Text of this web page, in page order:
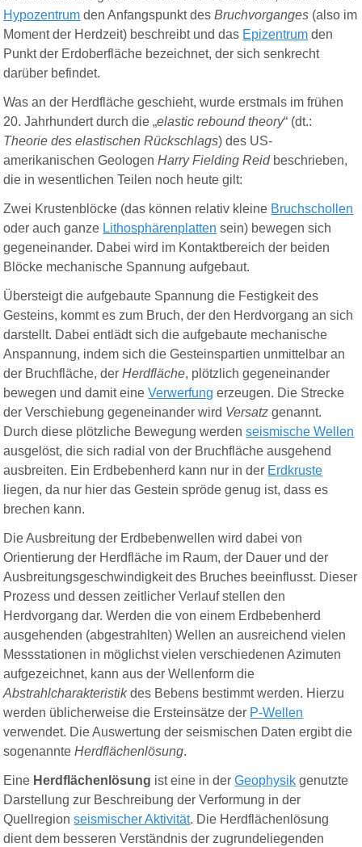
Hypozentrum den Anfangspunkt desBruchvorganges (also im
Moment der Herdzeit) beschreibt und das Epizentrum den
Punkt der Erdoberfläche bezeichnet, der sich senkrecht
darüber befindet.
Was an der Herdfläche geschieht, wurde erstmals im frühen
20. Jahrhundert durch die „elastic rebound theory“ (dt.:
Theorie des elastischen Rückschlags) des US-
amerikanischen GeologenHarry Fielding Reid beschrieben,
die in wesentlichen Teilen noch heute gilt:
Zwei Krustenblöcke (das können relativ kleine Bruchschollen
oder auch ganze Lithosphärenplatten sein) bewegen sich
gegeneinander. Dabei wird im Kontaktbereich der beiden
Blöcke mechanische Spannung aufgebaut.
Übersteigt die aufgebaute Spannung die Festigkeit des
Gesteins, kommt es zum Bruch, der den Herdvorgang an sich
darstellt. Dabei entlädt sich die aufgebaute mechanische
Anspannung, indem sich die Gesteinspartien unmittelbar an
der Bruchfläche, derHerdfläche, plötzlich gegeneinander
bewegen und damit eineVerwerfung erzeugen. Die Strecke
der Verschiebung gegeneinander wird Versatz genannt.
Durch diese plötzliche Bewegung werdenseismische Wellen
ausgelöst, die sich radial von der Bruchfläche ausgehend
ausbreiten. Ein Erdbebenherd kann nur in der Erdkruste
liegen, da nur hier das Gestein spröde genug ist, dass es
brechen kann.
Die Ausbreitung der Erdbebenwellen wird dabei von
Orientierung der Herdfläche im Raum, der Dauer und der
Ausbreitungsgeschwindigkeit des Bruches beeinflusst. Dieser
Prozess und dessen zeitlicher Verlauf stellen den
Herdvorgang dar. Werden die von einem Erdbebenherd
ausgehenden (abgestrahlten) Wellen an ausreichend vielen
Messstationen in möglichst vielen verschiedenen Azimuten
aufgezeichnet, kann aus der Wellenform die
Abstrahlcharakteristikdes Bebens bestimmt werden. Hierzu
werden üblicherweise die Ersteinsätze der P-Wellen
verwendet. Die Auswertung der seismischen Daten ergibt die
sogenannteHerdflächenlösung.
Eine Herdflächenlösung ist eine in derGeophysik genutzte
Darstellung zur Beschreibung der Verformung in der
Quellregionseismischer Aktivität. Die Herdflächenlösung
dient dem besseren Verständnis der zugrundeliegenden